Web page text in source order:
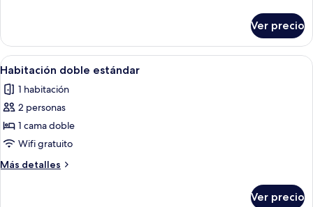
Room
Deluxe
Twin
Room
Ver precio
Abrir
todas
las
fotos
de
Habitación
doble
estándar
Habitación de hotel con cama,
7
Habitación doble estándar
1 habitación
2 personas
1 cama doble
Wifi gratuito
Más detalles
Más
Ver precio